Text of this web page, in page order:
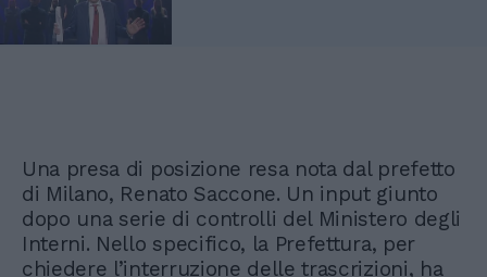
Una presa di posizione resa nota dal prefetto
di Milano, Renato Saccone. Un input giunto
dopo una serie di controlli del Ministero degli
Interni. Nello specifico, la Prefettura, per
chiedere l’interruzione delle trascrizioni, ha